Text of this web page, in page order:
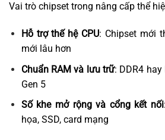
Vai trò chipset trong nâng cấp thể
Hỗ trợ thế hệ CPU: Chipset mới
mới lâu hơn
Chuẩn RAM và lưu trữ: DDR4 hay
Gen 5
Số khe mở rộng và cổng kết nối
họa, SSD, card mạng